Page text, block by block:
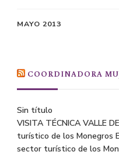
MAYO 2013
COORDINADORA
Sin título
VISITA TÉCNICA VALLE
turístico de los Monegros
sector turístico de los